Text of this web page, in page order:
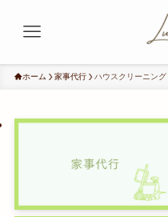
ホーム 家事代行 ハウスクリーニング